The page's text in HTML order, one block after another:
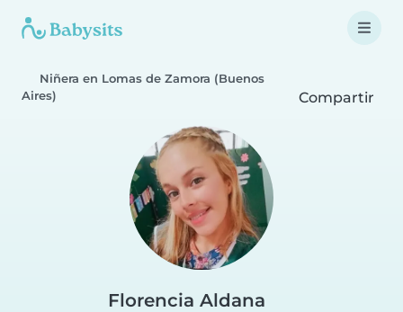
Niñera en Lomas de Zamora (Buenos
Aires)
Compartir
Florencia Aldana